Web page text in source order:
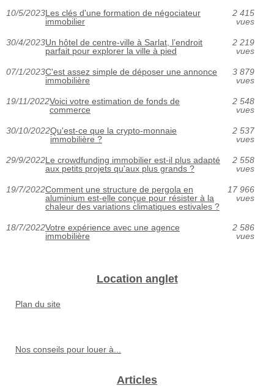
10/5/2023Les clés d'une formation de négociateur
immobilier
2 415
vues
30/4/2023Un hôtel de centre-ville à Sarlat, l’endroit
parfait pour explorer la ville à pied
2 219
vues
07/1/2023C'est assez simple de déposer une annonce
immobilière
3 879
vues
19/11/2022Voici votre estimation de fonds de
commerce
2 548
vues
30/10/2022Qu'est-ce que la crypto-monnaie
immobilière ?
2 537
vues
29/9/2022Le crowdfunding immobilier est-il plus adapté
aux petits projets qu'aux plus grands ?
2 558
vues
19/7/2022Comment une structure de pergola en
aluminium est-elle conçue pour résister à la
chaleur des variations climatiques estivales ?
17 966
vues
18/7/2022Votre expérience avec une agence
immobilière
2 586
vues
Location anglet
Plan du site
Nos conseils pour louer à...
Articles